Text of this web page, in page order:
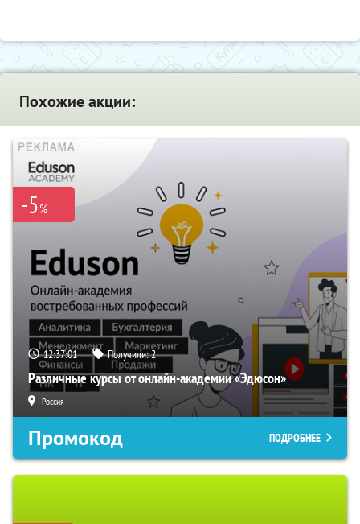
Похожие акции:
-5%
12:37:01 Получили:2
Различные курсы от онлайн-академии «Эдюсон»
Россия
Промокод ПОДРОБНЕЕ